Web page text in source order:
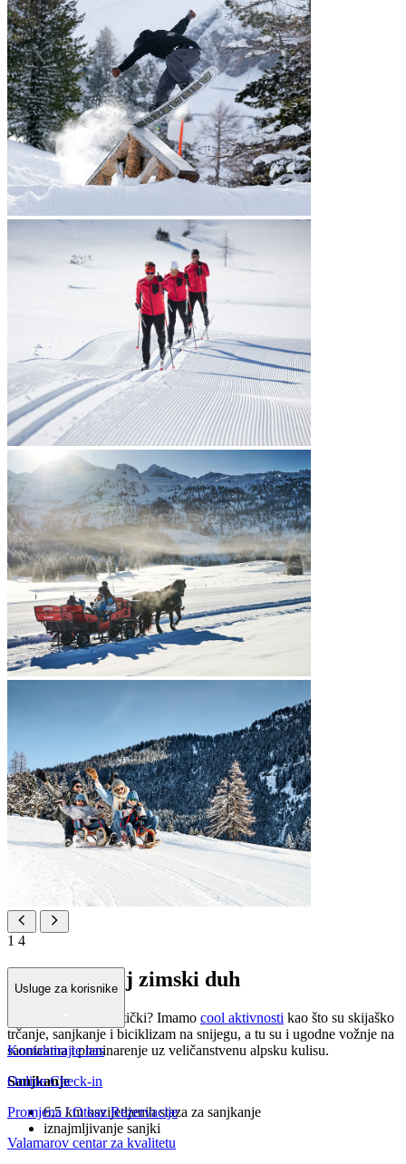
1 4
Oslobodi svoj zimski duh
Osjećaš se avanturistički? Imamo cool aktivnosti kao što su skijaško
trčanje, sanjkanje i biciklizam na snijegu, a tu su i ugodne vožnje na
saonicama i planinarenje uz veličanstvenu alpsku kulisu.
Sanjkanje
6,5 km osvijetljenih staza za sanjkanje
iznajmljivanje sanjki
Usluge za korisnike
Kontaktirajte nas
Online Check-in
Promjena / Otkaz Rezervacije
Valamarov centar za kvalitetu